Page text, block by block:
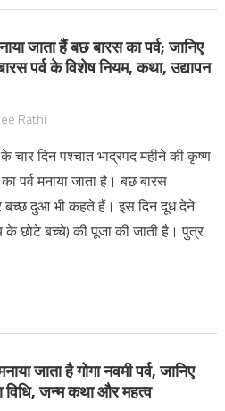
जाता हैं बछ बारस का पर्व; जानिए
पर्व के विशेष नियम, कथा, उद्यापन
Rathi
चार दिन पश्चात भाद्रपद महीने की कृष्ण
पर्व मनाया जाता है। बछ बारस
बच्छ दुआ भी कहते हैं। इस दिन दूध देने
छोटे बच्चे) की पूजा की जाती है। पुत्र
जाता है गोगा नवमी पर्व, जानिए
विधि, जन्म कथा और महत्‍व